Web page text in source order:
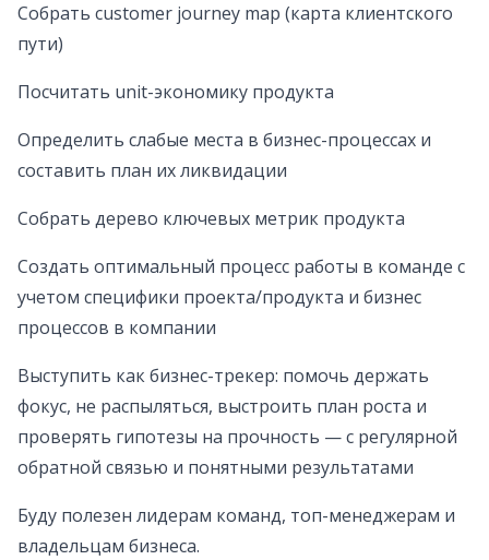
Собрать customer journey map (карта клиентского
пути)
Посчитать unit-экономику продукта
Определить слабые места в бизнес-процессах и
составить план их ликвидации
Собрать дерево ключевых метрик продукта
Создать оптимальный процесс работы в команде с
учетом специфики проекта/продукта и бизнес
процессов в компании
Выступить как бизнес-трекер: помочь держать
фокус, не распыляться, выстроить план роста и
проверять гипотезы на прочность — с регулярной
обратной связью и понятными результатами
Буду полезен лидерам команд, топ-менеджерам и
владельцам бизнеса.